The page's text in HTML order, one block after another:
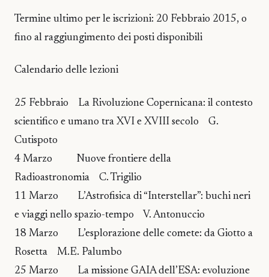
Termine ultimo per le iscrizioni: 20 Febbraio 2015, o
fino al raggiungimento dei posti disponibili
Calendario delle lezioni
25 Febbraio La Rivoluzione Copernicana: il contesto
scientifico e umano tra XVI e XVIII secolo G.
Cutispoto
4 Marzo Nuove frontiere della
Radioastronomia C. Trigilio
11 Marzo L’Astrofisica di “Interstellar”: buchi neri
e viaggi nello spazio-tempo V. Antonuccio
18 Marzo L’esplorazione delle comete: da Giotto a
Rosetta M.E. Palumbo
25 Marzo La missione GAIA dell’ESA: evoluzione